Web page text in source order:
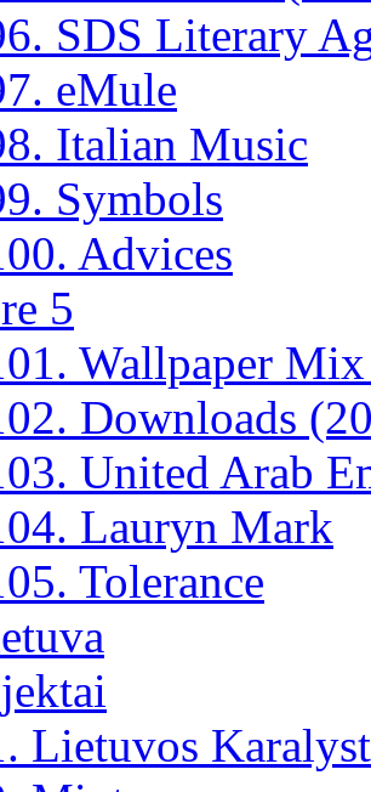
SDS Literary
eMule
Italian Music
Symbols
Advices
5
Wallpaper
Downloads
United Arab
Lauryn Mark
Tolerance
Lietuvos